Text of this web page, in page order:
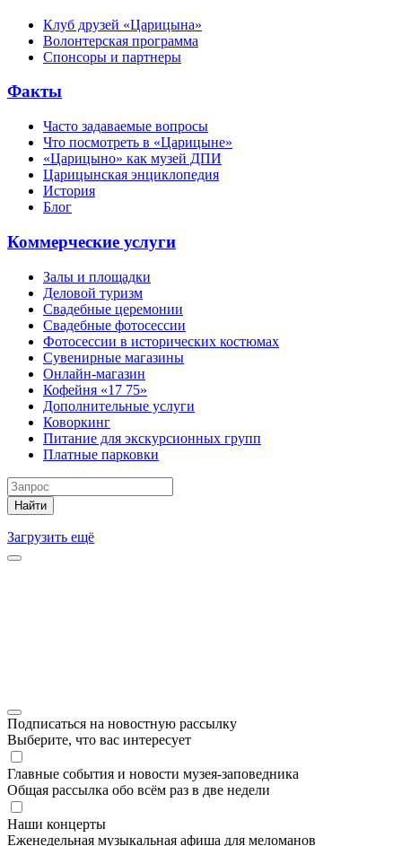
Клуб друзей «Царицына»
Волонтерская программа
Спонсоры и партнеры
Факты
Часто задаваемые вопросы
Что посмотреть в «Царицыне»
«Царицыно» как музей ДПИ
Царицынская энциклопедия
История
Блог
Коммерческие услуги
Залы и площадки
Деловой туризм
Свадебные церемонии
Свадебные фотосессии
Фотосессии в исторических костюмах
Сувенирные магазины
Онлайн-магазин
Кофейня «17 75»
Дополнительные услуги
Коворкинг
Питание для экскурсионных групп
Платные парковки
Найти
Загрузить ещё
Подписаться на новостную рассылку
Выберите, что вас интересует
Главные события и новости музея-заповедника
Общая рассылка обо всём раз в две недели
Наши концерты
Еженедельная музыкальная афиша для меломанов